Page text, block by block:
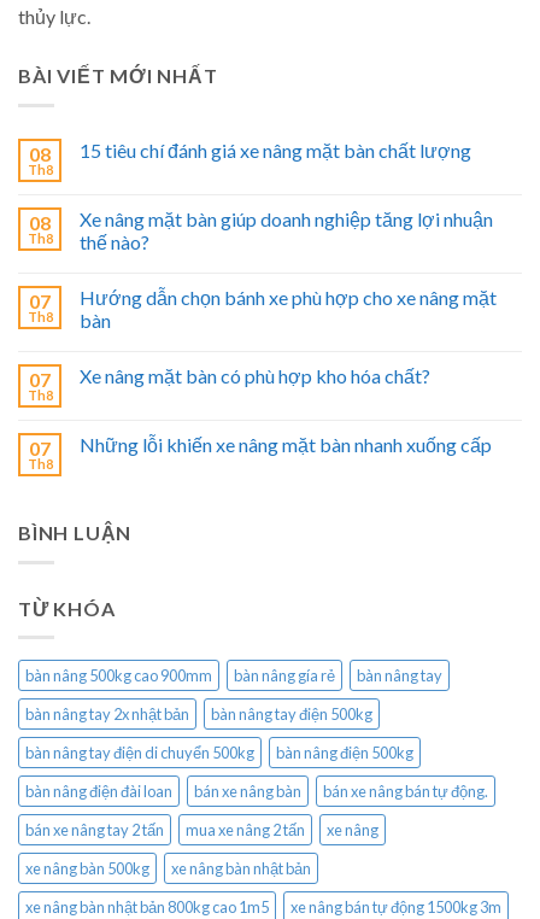
thủy lực.
BÀI VIẾT MỚI NHẤT
08
Th8
15 tiêu chí đánh giá xe nâng mặt bàn chất lượng
08
Th8
Xe nâng mặt bàn giúp doanh nghiệp tăng lợi nhuận
thế nào?
07
Th8
Hướng dẫn chọn bánh xe phù hợp cho xe nâng mặt
bàn
07
Th8
Xe nâng mặt bàn có phù hợp kho hóa chất?
07
Th8
Những lỗi khiến xe nâng mặt bàn nhanh xuống cấp
BÌNH LUẬN
TỪ KHÓA
bàn nâng 500kg cao 900mm bàn nâng gía rẻ
bàn nâng tay
bàn nâng tay 2x nhật bản
bàn nâng tay điện 500kg
bàn nâng tay điện di chuyển 500kg
bàn nâng điện 500kg
bàn nâng điện đài loan
bán xe nâng bàn
bán xe nâng bán tự động.
bán xe nâng tay 2 tấn
mua xe nâng 2 tấn
xe nâng
xe nâng bàn 500kg
xe nâng bàn nhật bản
xe nâng bàn nhật bản 800kg cao 1m5
xe nâng bán tự động 1500kg 3m